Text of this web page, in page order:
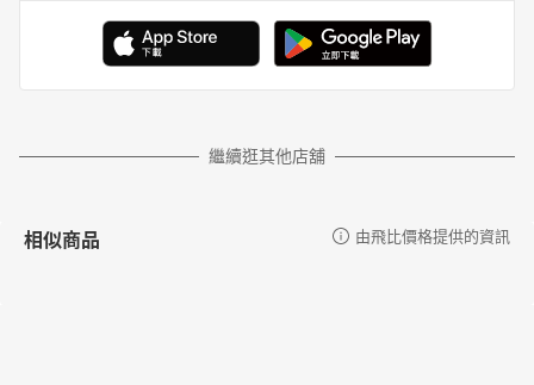
繼續逛其他店舖
相似商品 由飛比價格提供的資訊